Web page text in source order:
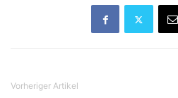
Vorheriger Artikel